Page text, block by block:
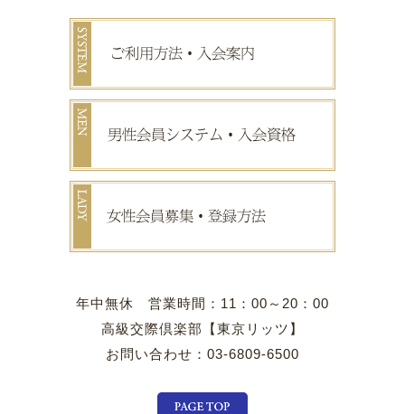
年中無休 営業時間：11：00～20：00
高級交際倶楽部【東京リッツ】
お問い合わせ：03-6809-6500